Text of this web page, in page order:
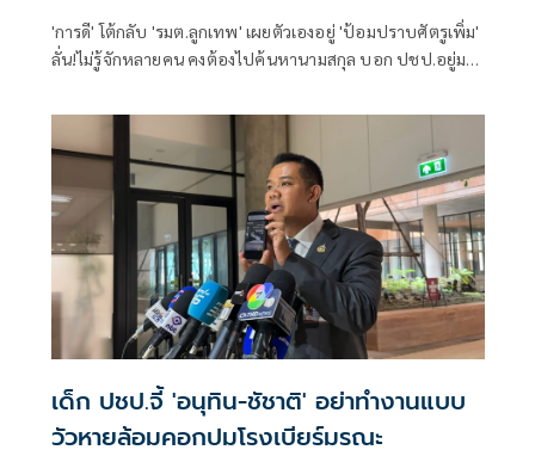
'การดี' โต้กลับ 'รมต.ลูกเทพ' เผยตัวเองอยู่ 'ป้อมปราบศัตรูเพิ่ม'
ลั่น!ไม่รู้จักหลายคน คงต้องไปค้นหานามสกุล บอก ปชป.อยู่มา
เด็ก ปชป.จี้ 'อนุทิน-ชัชาติ' อย่าทำงานแบบ
วัวหายล้อมคอกปมโรงเบียร์มรณะ